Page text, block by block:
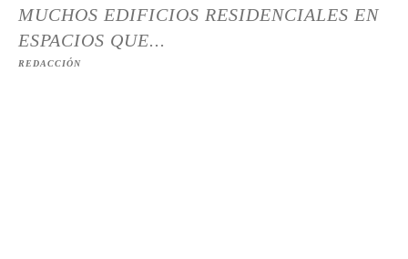
MUCHOS EDIFICIOS RESIDENCIALES EN
ESPACIOS QUE...
REDACCIÓN